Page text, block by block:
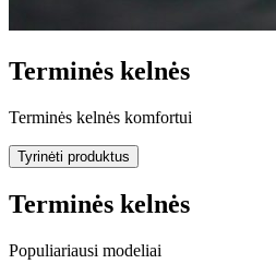
Terminės kelnės
Terminės kelnės komfortui
Tyrinėti produktus
Terminės kelnės
Populiariausi modeliai